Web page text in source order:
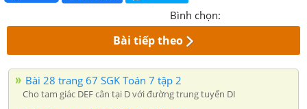
Bình chọn:
Bài tiếp theo
Bài 28 trang 67 SGK Toán 7 tập 2
Cho tam giác DEF cân tại D với đường trung tuyến DI